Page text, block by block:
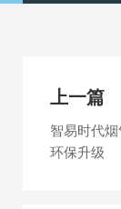
上一篇
智易时代
环保升级